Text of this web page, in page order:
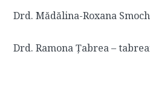
Drd. Mădălina-Roxana
Drd. Ramona Țabrea –